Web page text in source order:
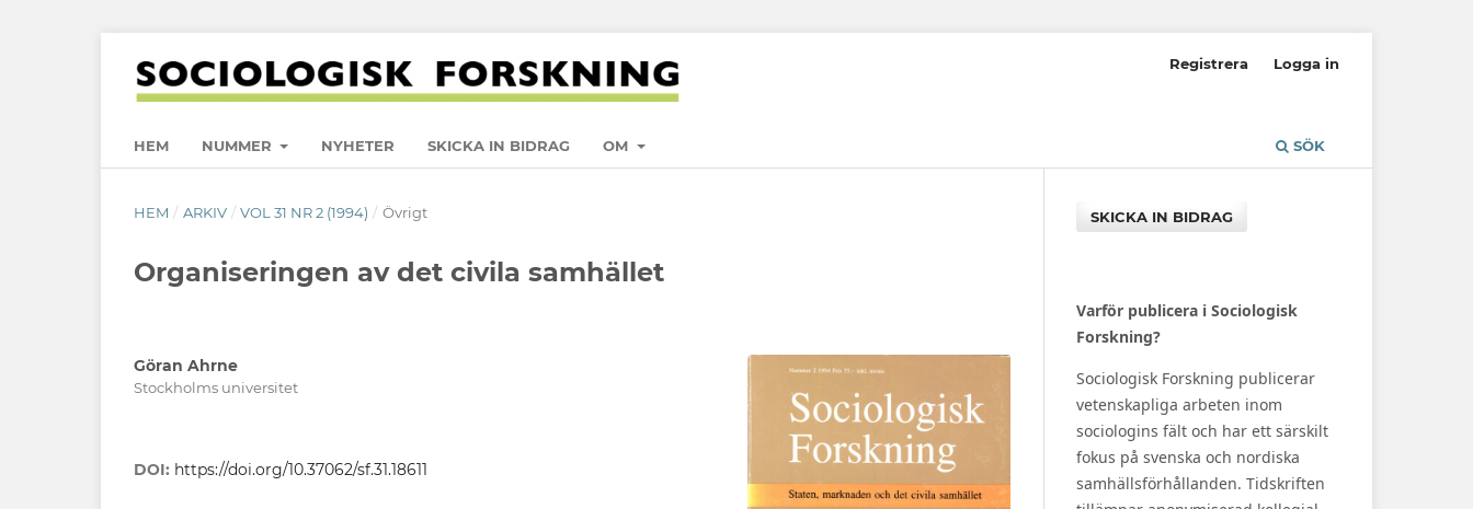
HEM NUMMER NYHETER SKICKA IN BIDRAG OM SÖK
Registrera Logga in
HEM / ARKIV / VOL 31 NR 2 (1994) / Övrigt
Organiseringen av det civila samhället
Göran Ahrne
Stockholms universitet
DOI: https://doi.org/10.37062/sf.31.18611
SKICKA IN BIDRAG
Varför publicera i Sociologisk
Forskning?
Sociologisk Forskning publicerar
vetenskapliga arbeten inom
sociologins fält och har ett särskilt
fokus på svenska och nordiska
samhällsförhållanden. Tidskriften